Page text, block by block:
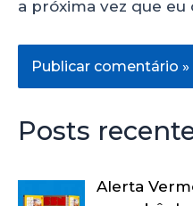
a próxima vez que eu
Posts
Alerta